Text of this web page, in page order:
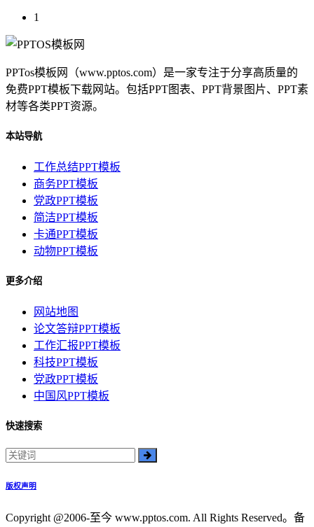
1
PPTos模板网（www.pptos.com）是一家专注于分享高质量的
免费PPT模板下载网站。包括PPT图表、PPT背景图片、PPT素
材等各类PPT资源。
本站导航
工作总结PPT模板
商务PPT模板
党政PPT模板
简洁PPT模板
卡通PPT模板
动物PPT模板
更多介绍
网站地图
论文答辩PPT模板
工作汇报PPT模板
科技PPT模板
党政PPT模板
中国风PPT模板
快速搜索
版权声明
Copyright @2006-至今 www.pptos.com. All Rights Reserved。备